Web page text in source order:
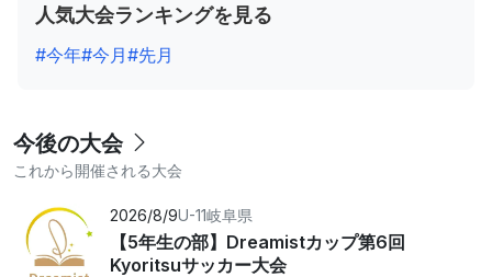
人気大会ランキングを見る
#今年#今月#先月
今後の大会
これから開催される大会
2026/8/9U-11岐阜県
【5年生の部】Dreamistカップ第6回
Kyoritsuサッカー大会